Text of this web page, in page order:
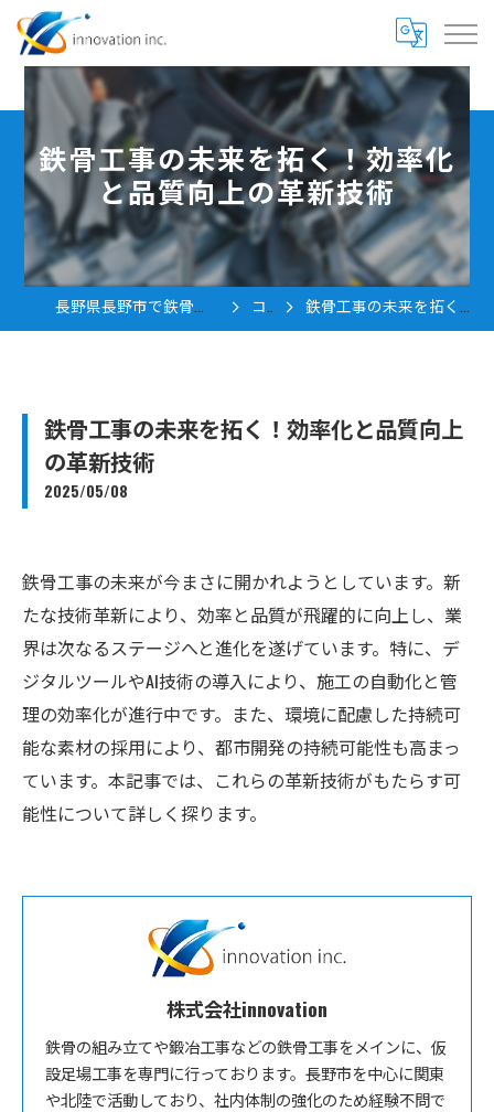
鉄骨工事の未来を拓く！効率化
と品質向上の革新技術
長野県長野市で鉄骨工事の求人なら株式会社innovation コラム 鉄骨工事の未来を拓く！効率化と品質向上の革新技術
鉄骨工事の未来を拓く！効率化と品質向上
の革新技術
2025/05/08
鉄骨工事の未来が今まさに開かれようとしています。新
たな技術革新により、効率と品質が飛躍的に向上し、業
界は次なるステージへと進化を遂げています。特に、デ
ジタルツールやAI技術の導入により、施工の自動化と管
理の効率化が進行中です。また、環境に配慮した持続可
能な素材の採用により、都市開発の持続可能性も高まっ
ています。本記事では、これらの革新技術がもたらす可
能性について詳しく探ります。
株式会社innovation
鉄骨の組み立てや鍛冶工事などの鉄骨工事をメインに、仮
設足場工事を専門に行っております。長野市を中心に関東
や北陸で活動しており、社内体制の強化のため経験不問で